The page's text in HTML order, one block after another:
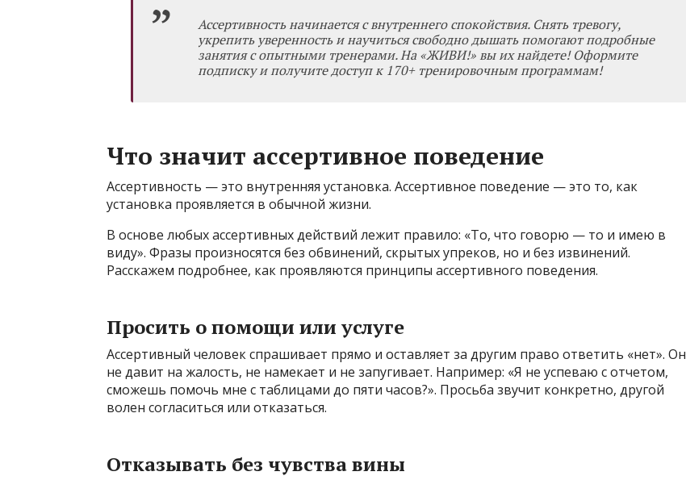
Ассертивность начинается с внутреннего спокойствия. Снять тревогу,
укрепить уверенность и научиться свободно дышать помогают подробные
занятия с опытными тренерами. На «ЖИВИ!» вы их найдете!Оформите
подпискуи получите доступ к 170+ тренировочным программам!
Что значит ассертивное поведение
Ассертивность — это внутренняя установка. Ассертивное поведение — это то, как
установка проявляется в обычной жизни.
В основе любых ассертивных действий лежит правило: «То, что говорю — то и имею в
виду». Фразы произносятся без обвинений, скрытых упреков, но и без извинений.
Расскажем подробнее, как проявляются принципы ассертивного поведения.
Просить о помощи или услуге
Ассертивный человек спрашивает прямо и оставляет за другим право ответить «нет». Он
не давит на жалость, не намекает и не запугивает. Например: «Я не успеваю с отчетом,
сможешь помочь мне с таблицами до пяти часов?». Просьба звучит конкретно, другой
волен согласиться или отказаться.
Отказывать без чувства вины